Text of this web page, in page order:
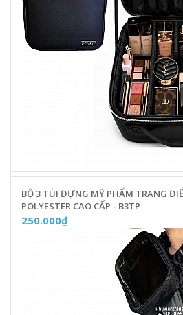
BỘ 3 TÚI ĐỰNG MỸ PHẨM TRANG
POLYESTER CAO CẤP - B3TP
250.000₫